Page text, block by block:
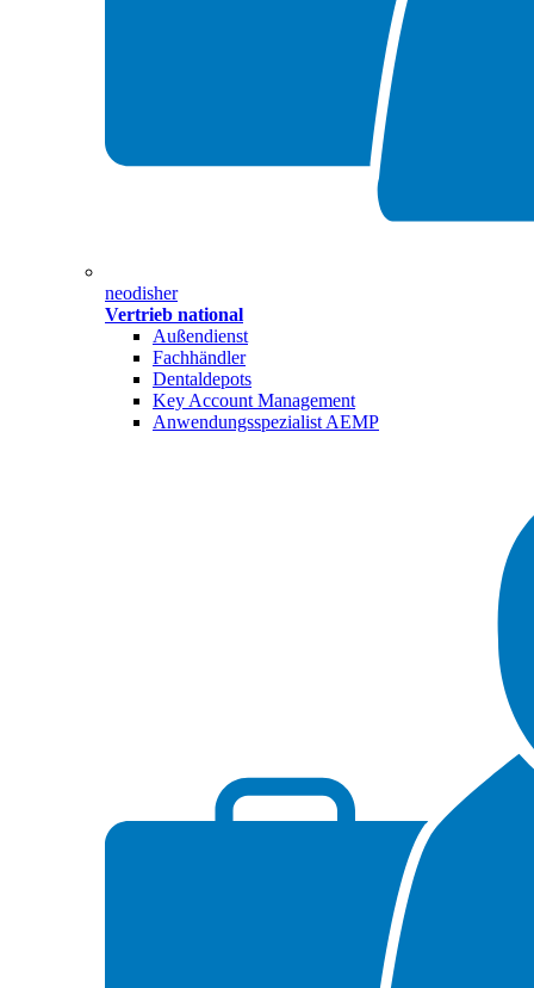
neodisher
Vertrieb national
Außendienst
Fachhändler
Dentaldepots
Key Account Management
Anwendungsspezialist AEMP